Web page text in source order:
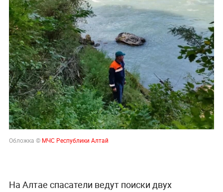
Обложка © МЧС Республики Алтай
На Алтае спасатели ведут поиски двух